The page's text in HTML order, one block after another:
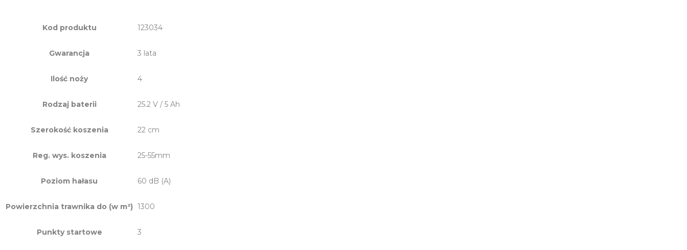
Kod produktu 123034
Gwarancja 3 lata
Ilość noży 4
Rodzaj baterii 25.2 V / 5 Ah
Szerokość koszenia 22 cm
Reg. wys. koszenia 25-55mm
Poziom hałasu 60 dB (A)
Powierzchnia trawnika do (w m²) 1300
Punkty startowe 3